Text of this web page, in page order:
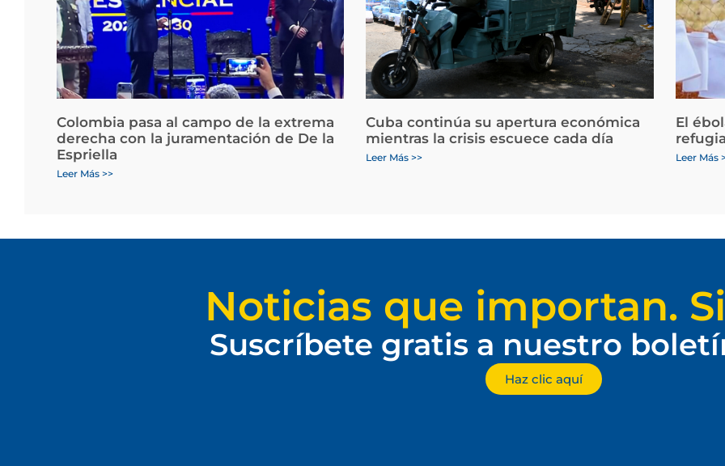
Colombia pasa al campo de la extrema
derecha con la juramentación de De la
Espriella
Leer Más >>
Cuba continúa su apertura económica
mientras la crisis escuece cada día
Leer Más >>
El
Leer Más
Noticias que importan.
Suscríbete gratis a nuestro
Haz clic aquí